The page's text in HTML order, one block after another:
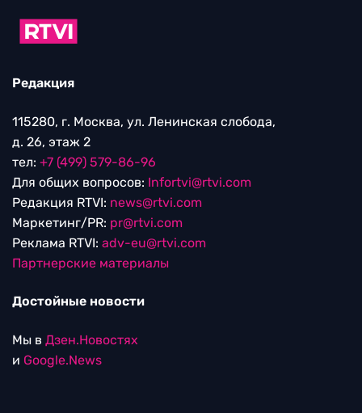
Редакция
115280, г. Москва, ул. Ленинская слобода,
д. 26, этаж 2
тел: +7 (499) 579-86-96
Для общих вопросов: Infortvi@rtvi.com
Редакция RTVI: news@rtvi.com
Маркетинг/PR: pr@rtvi.com
Реклама RTVI: adv-eu@rtvi.com
Партнерские материалы
Достойные новости
Мы в Дзен.Новостях
и Google.News